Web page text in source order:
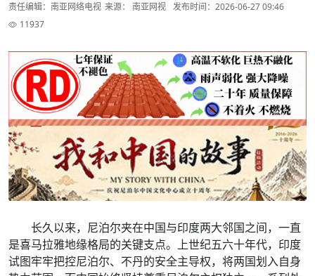
责任编辑：南亚网络电视 来源： 南亚网视 发布时间：2026-06-27 09:46
11937
长久以来，尼泊尔夹在中国与印度两大邻国之间，一直
是喜马拉雅地缘格局的关键支点。上世纪五六十年代，印度
试图牢牢把控尼泊尔、不丹的安全主导权，将两国划入自身